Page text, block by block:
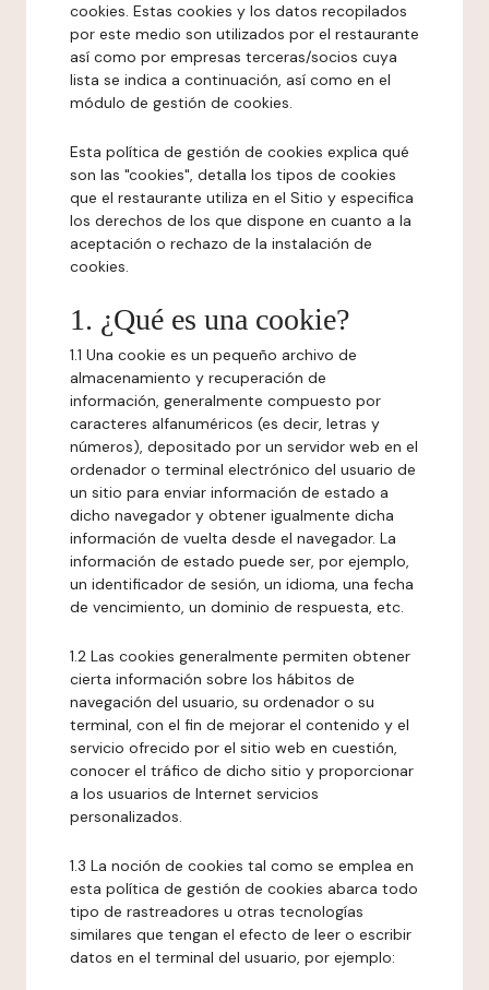
cookies. Estas cookies y los datos recopilados
por este medio son utilizados por el restaurante
así como por empresas terceras/socios cuya
lista se indica a continuación, así como en el
módulo de gestión de cookies.
Esta política de gestión de cookies explica qué
son las "cookies", detalla los tipos de cookies
que el restaurante utiliza en el Sitio y especifica
los derechos de los que dispone en cuanto a la
aceptación o rechazo de la instalación de
cookies.
1. ¿Qué es una cookie?
1.1 Una cookie es un pequeño archivo de
almacenamiento y recuperación de
información, generalmente compuesto por
caracteres alfanuméricos (es decir, letras y
números), depositado por un servidor web en el
ordenador o terminal electrónico del usuario de
un sitio para enviar información de estado a
dicho navegador y obtener igualmente dicha
información de vuelta desde el navegador. La
información de estado puede ser, por ejemplo,
un identificador de sesión, un idioma, una fecha
de vencimiento, un dominio de respuesta, etc.
1.2 Las cookies generalmente permiten obtener
cierta información sobre los hábitos de
navegación del usuario, su ordenador o su
terminal, con el fin de mejorar el contenido y el
servicio ofrecido por el sitio web en cuestión,
conocer el tráfico de dicho sitio y proporcionar
a los usuarios de Internet servicios
personalizados.
1.3 La noción de cookies tal como se emplea en
esta política de gestión de cookies abarca todo
tipo de rastreadores u otras tecnologías
similares que tengan el efecto de leer o escribir
datos en el terminal del usuario, por ejemplo: